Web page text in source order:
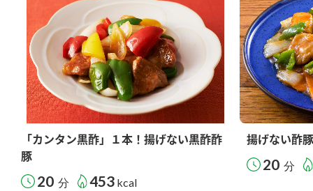
「カンタン黒酢」１本！揚げない黒酢酢
豚
20 分 453 kcal
揚げない酢
20 分